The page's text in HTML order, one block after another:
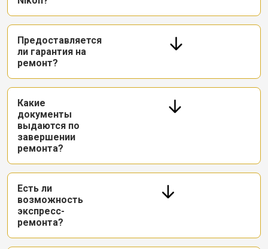
Предоставляется
ли гарантия на
ремонт?
Какие
документы
выдаются по
завершении
ремонта?
Есть ли
возможность
экспресс-
ремонта?